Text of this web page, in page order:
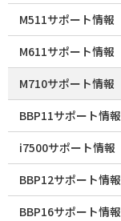
M511サポート情報
M611サポート情報
M710サポート情報
BBP11サポート情報
i7500サポート情報
BBP12サポート情報
BBP16サポート情報